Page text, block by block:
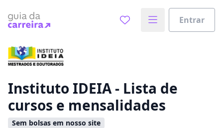
Entrar
Vamos te guiar no caminho ideal para seus estudos
Sim, já sei
Instituto IDEIA - Lista de
cursos e mensalidades
Sem bolsas em nosso site